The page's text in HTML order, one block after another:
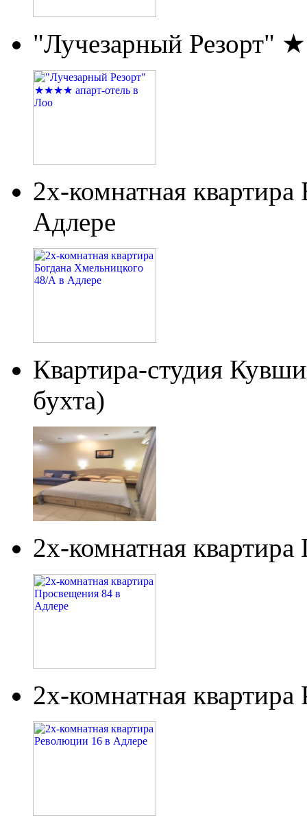
"Лучезарный Резорт"
2х-комнатная
Адлере
Квартира-студия
бухта)
2х-комнатная
2х-комнатная